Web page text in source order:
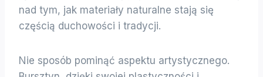
nad tym, jak materiały naturalne stają się
częścią duchowości i tradycji.
Nie sposób pominąć aspektu artystycznego.